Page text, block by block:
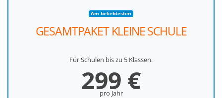
Am beliebtesten
GESAMTPAKET KLEINE SCHULE
Für Schulen bis zu 5 Klassen.
299 €
pro Jahr